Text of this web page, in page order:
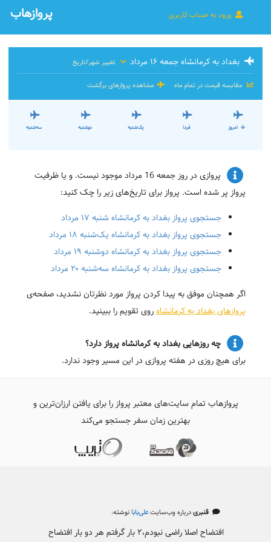
ورود به حساب کاربری پروازهاب
بغداد به کرمانشاه جمعه ۱۶ مرداد تغییر شهر/تاریخ
مقایسه قیمت در تمام ماه مشاهده پروازهای برگشت
امروز فردا یک‌شنبه دوشنبه سه‌شنبه
پروازی در روز جمعه 16 مرداد موجود نیست. و یا ظرفیت
پرواز پر شده است. پرواز برای تاریخ‌های زیر را چک کنید:
جستجوی پرواز بغداد به کرمانشاه شنبه ۱۷ مرداد
جستجوی پرواز بغداد به کرمانشاه یک‌شنبه ۱۸ مرداد
جستجوی پرواز بغداد به کرمانشاه دوشنبه ۱۹ مرداد
جستجوی پرواز بغداد به کرمانشاه سه‌شنبه ۲۰ مرداد
اگر همچنان موفق به پیدا کردن پرواز مورد نظرتان نشدید، صفحه‌ی
پروازهای بغداد به کرمانشاهروی تقویم را ببینید.
چه روزهایی بغداد به کرمانشاه پرواز دارد؟
برای هیچ روزی در هفته پروازی در این مسیر وجود ندارد.
پروازهاب تمام سایت‌های معتبر پرواز را برای یافتن ارزان‌ترین و
بهترین زمان سفر جستجو می‌کند
قنبریدرباره وب‌سایتعلی‌بابانوشته:
افتضاح اصلا راضی نبودم،۲ بار گرفتم هر دو بار افتضاح